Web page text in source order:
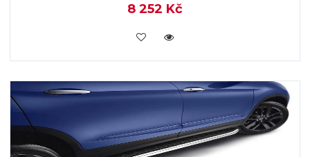
8 252 Kč
KOUPIT